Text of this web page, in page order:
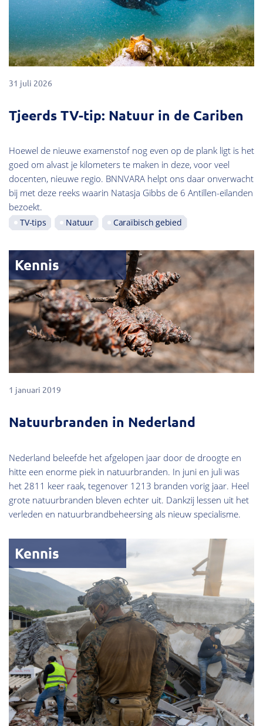
31 juli 2026
Tjeerds TV-tip: Natuur in de Cariben
Hoewel de nieuwe examenstof nog even op de plank ligt is het
goed om alvast je kilometers te maken in deze, voor veel
docenten, nieuwe regio. BNNVARA helpt ons daar onverwacht
bij met deze reeks waarin Natasja Gibbs de 6 Antillen-eilanden
bezoekt.
TV-tips Natuur Caraïbisch gebied
Kennis
1 januari 2019
Natuurbranden in Nederland
Nederland beleefde het afgelopen jaar door de droogte en
hitte een enorme piek in natuurbranden. In juni en juli was
het 2811 keer raak, tegenover 1213 branden vorig jaar. Heel
grote natuurbranden bleven echter uit. Dankzij lessen uit het
verleden en natuurbrandbeheersing als nieuw specialisme.
Kennis